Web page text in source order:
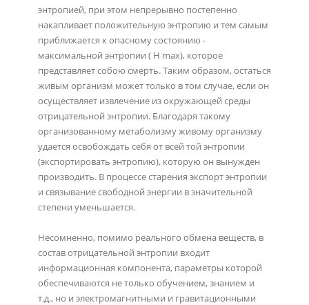
энтропией, при этом непрерывно постепенно
накапливает положительную энтропию и тем самым
приближается к опасному состоянию -
максимальной энтропии ( Н max), которое
представляет собою смерть. Таким образом, остаться
живым организм может только в том случае, если он
осуществляет извлечение из окружающей среды
отрицательной энтропии. Благодаря такому
организованному метаболизму живому организму
удается освобождать себя от всей той энтропии
(экспортировать энтропию), которую он вынужден
производить. В процессе старения экспорт энтропии
и связывание свободной энергии в значительной
степени уменьшается.
Несомненно, помимо реального обмена веществ, в
состав отрицательной энтропии входит
информационная компонента, параметры которой
обеспечиваются не только обучением, знанием и
т.д., но и электромагнитными и гравитационными